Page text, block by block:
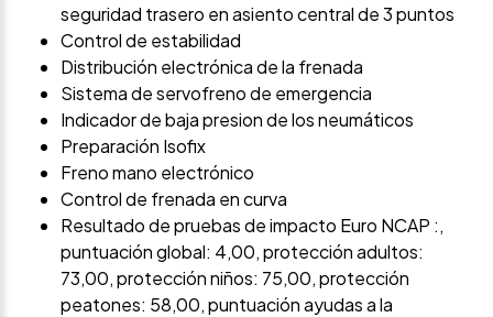
seguridad trasero en asiento central de 3 puntos
Control de estabilidad
Distribución electrónica de la frenada
Sistema de servofreno de emergencia
Indicador de baja presion de los neumáticos
Preparación Isofix
Freno mano electrónico
Control de frenada en curva
Resultado de pruebas de impacto Euro NCAP :,
puntuación global: 4,00, protección adultos:
73,00, protección niños: 75,00, protección
peatones: 58,00, puntuación ayudas a la